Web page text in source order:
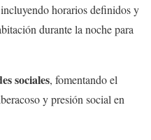
horarios definidos y
durante la noche para
sociales, fomentando el
y presión social en